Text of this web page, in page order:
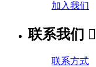
加入我们
联系我们 
联系方式